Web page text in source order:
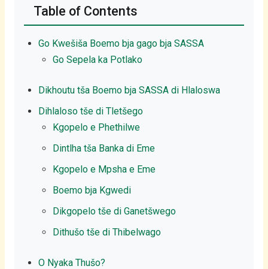
Table of Contents
Go Kwešiša Boemo bja gago bja SASSA
Go Sepela ka Potlako
Dikhoutu tša Boemo bja SASSA di Hlaloswa
Dihlaloso tše di Tletšego
Kgopelo e Phethilwe
Dintlha tša Banka di Eme
Kgopelo e Mpsha e Eme
Boemo bja Kgwedi
Dikgopelo tše di Ganetšwego
Dithušo tše di Thibelwago
O Nyaka Thušo?